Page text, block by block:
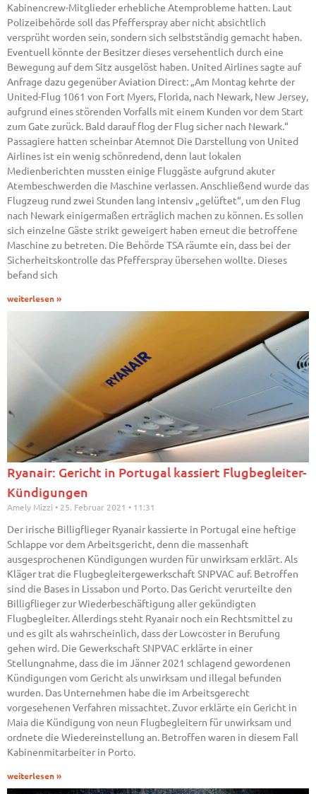
Kabinencrew-Mitglieder erhebliche Atemprobleme hatten. Laut
Polizeibehörde soll das Pfefferspray aber nicht absichtlich
versprüht worden sein, sondern sich selbstständig gemacht haben.
Eventuell könnte der Besitzer dieses versehentlich durch eine
Bewegung auf dem Sitz ausgelöst haben. United Airlines sagte auf
Anfrage dazu gegenüber Aviation Direct: „Am Montag kehrte der
United-Flug 1061 von Fort Myers, Florida, nach Newark, New Jersey,
aufgrund eines störenden Vorfalls mit einem Kunden vor dem Start
zum Gate zurück. Bald darauf flog der Flug sicher nach Newark.“
Passagiere hatten scheinbar Atemnot Die Darstellung von United
Airlines ist ein wenig schönredend, denn laut lokalen
Medienberichten mussten einige Fluggäste aufgrund akuter
Atembeschwerden die Maschine verlassen. Anschließend wurde das
Flugzeug rund zwei Stunden lang intensiv „gelüftet“, um den Flug
nach Newark einigermaßen erträglich machen zu können. Es sollen
sich einzelne Gäste strikt geweigert haben erneut die betroffene
Maschine zu betreten. Die Behörde TSA räumte ein, dass bei der
Sicherheitskontrolle das Pfefferspray übersehen wollte. Dieses
befand sich
weiterlesen »
Ryanair: Gericht in Portugal kassiert Flugbegleiter-
Kündigungen
Amely Mizzi 25. Februar 2021 11:31
Der irische Billigflieger Ryanair kassierte in Portugal eine heftige
Schlappe vor dem Arbeitsgericht, denn die massenhaft
ausgesprochenen Kündigungen wurden für unwirksam erklärt. Als
Kläger trat die Flugbegleitergewerkschaft SNPVAC auf. Betroffen
sind die Bases in Lissabon und Porto. Das Gericht verurteilte den
Billigflieger zur Wiederbeschäftigung aller gekündigten
Flugbegleiter. Allerdings steht Ryanair noch ein Rechtsmittel zu
und es gilt als wahrscheinlich, dass der Lowcoster in Berufung
gehen wird. Die Gewerkschaft SNPVAC erklärte in einer
Stellungnahme, dass die im Jänner 2021 schlagend gewordenen
Kündigungen vom Gericht als unwirksam und illegal befunden
wurden. Das Unternehmen habe die im Arbeitsgerecht
vorgesehenen Verfahren missachtet. Zuvor erklärte ein Gericht in
Maia die Kündigung von neun Flugbegleitern für unwirksam und
ordnete die Wiedereinstellung an. Betroffen waren in diesem Fall
Kabinenmitarbeiter in Porto.
weiterlesen »